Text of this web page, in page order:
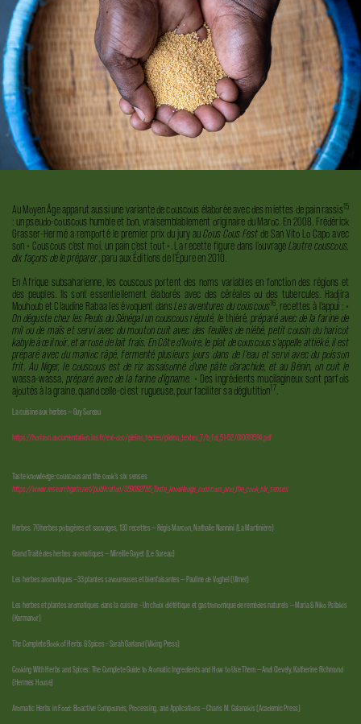
Au Moyen Âge apparut aussi une variante de couscous élaborée avecdes miettes de pain rassis15
: un pseudo-couscous humble et bon, vraisemblablement originaire du Maroc. En 2008, Frédérick
Grasser-Hermé a remporté le premier prix du jury auCous Cous Festde San Vito Lo Capo avec
son « Couscous c’est moi, un pain c’est tout ». La recette figure dans l’ouvrageL'autre couscous,
dix façons de le préparer, paru aux Éditions de l’Épure en 2010.
En Afrique subsaharienne, les couscous portent des noms variables en fonction des régions et
des peuples. Ils sont essentiellement élaborés avec des céréales ou des tubercules. Hadjira
Mouhoub et Claudine Rabaa les évoquent dansLes aventures du couscous16, recettes à l'appui : «
On déguste chez les Peuls du Sénégal un couscous réputé, lethiéré, préparé avec de la farine de
mil ou de maïs et servi avec du mouton cuit avec des feuilles de niébé, petit cousin du haricot
kabyle à œil noir, et arrosé de lait frais. En Côte d'Ivoire, le plat de couscous s'appelle attiéké, il est
préparé avec du manioc râpé, fermenté plusieurs jours dans de l'eau et servi avec du poisson
frit. Au Niger, le couscous est de riz assaisonné d'une pâte d'arachide, et au Bénin, on cuit le
wassa-wassa, préparé avec de la farine d'igname. » Des ingrédients mucilagineux sont parfois
ajoutés à la graine, quand celle-ci est rugueuse,pour faciliter sa déglutition17.
La cuisine aux herbes — Guy Soreau
https://horizon.documentation.ird.fr/exl-doc/pleins_textes/pleins_textes_7/b_fdi_51-52/010019594.pdf
Taste knowledge: couscous and the cook’s six senses
https://www.researchgate.net/publication/359092755_Taste_knowledge_couscous_and_the_cook_six_senses
Herbes. 70 herbes potagères et sauvages, 130 recettes — Régis Marcon, Nathalie Nannini (La Martinière)
Grand Traité des herbes aromatiques — Mireille Gayet (Le Sureau)
Les herbes aromatiques – 33 plantes savoureuses et bienfaisantes — Pauline de Voghel (Ulmer)
Les herbes et plantes aromatiques dans la cuisine – Un choix diététique et gastronomique de remèdes naturels — Maria & Niko Psilakis
(Karmanor)
The Complete Book of Herbs & Spices – Sarah Garland (Viking Press)
Cooking With Herbs and Spices: The Complete Guide to Aromatic Ingredients and How to Use Them — Andi Clevely, Katherine Richmond
(Hermes House)
Aromatic Herbs in Food: Bioactive Compounds, Processing, and Applications — Charis M. Galanakis (Academic Press)